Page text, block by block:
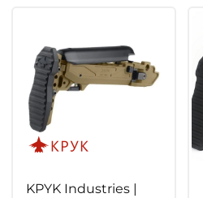
KPYK Industries |